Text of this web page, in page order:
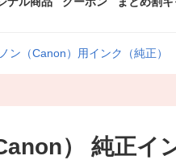
ン（Canon）用インク（純正）
） 純正イ